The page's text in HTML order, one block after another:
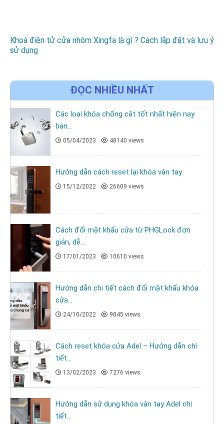
Khoá điện tử cửa nhôm Xingfa là gì ? Cách lắp đặt và lưu ý
sử dụng
ĐỌC NHIỀU NHẤT
Các loại khóa chống cắt tốt nhất hiện nay
bạn...
05/04/2023 48140 views
Hướng dẫn cách reset lại khóa vân tay
15/12/2022 26609 views
Cách đổi mật khẩu cửa từ PHGLock đơn
giản, dễ...
17/01/2023 10610 views
Hướng dẫn chi tiết cách đổi mật khẩu khóa
cửa...
24/10/2022 9045 views
Cách reset khóa cửa Adel – Hướng dẫn chi
tiết...
13/02/2023 7276 views
Hướng dẫn sử dụng khóa vân tay Adel chi
tiết...